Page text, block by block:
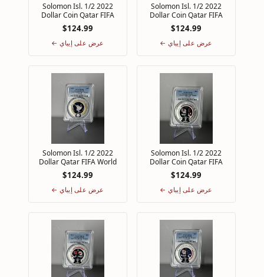
2022 Solomon Isl. 1/2
Dollar Coin Qatar FIFA
Cup PCGS MS69 Top Pop
1/0 Australia
$124.99
عرض على إيباي ←
2022 Solomon Isl. 1/2
Dollar Coin Qatar FIFA
Cup PCGS MS69 Top Pop
1/0 Brazil
$124.99
عرض على إيباي ←
2022 Solomon Isl. 1/2
Dollar Coin Qatar FIFA
Cup PCGS MS68 Top Pop
1/0 Qatar
$124.99
عرض على إيباي ←
2022 Solomon Isl. 1/2
Dollar Qatar FIFA World
Cup PCGS MS69 Top Pop
1/0 La'eeb
$124.99
عرض على إيباي ←